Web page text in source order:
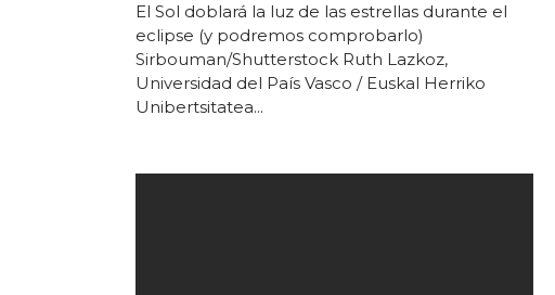
El Sol doblará la luz de las estrellas durante el
eclipse (y podremos comprobarlo)
Sirbouman/Shutterstock Ruth Lazkoz,
Universidad del País Vasco / Euskal Herriko
Unibertsitatea...